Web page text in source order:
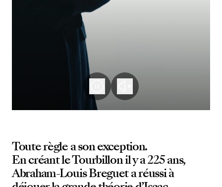
Toute règle a son exception.
En créant le Tourbillon il y a 225 ans,
Abraham-Louis Breguet a réussi à